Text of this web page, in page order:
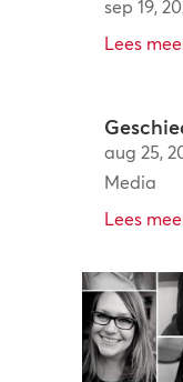
sep 19,
Lees
aug 25,
Media
Lees